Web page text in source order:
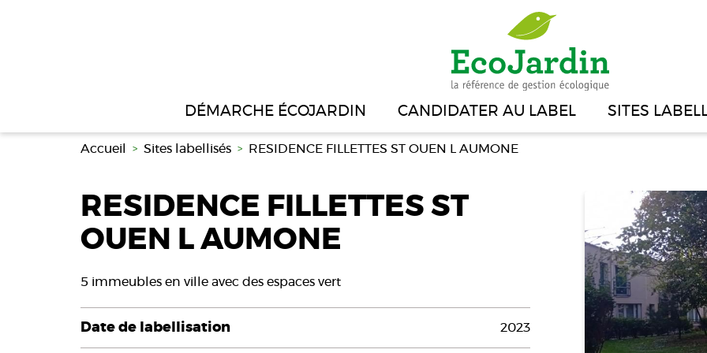
DÉMARCHE ÉCOJARDIN CANDIDATER AU LABEL SITES
Accueil Sites labellisés RESIDENCE FILLETTES ST OUEN L AUMONE
RESIDENCE FILLETTES ST
OUEN L AUMONE
5 immeubles en ville avec des espaces vert
Date de labellisation 2023